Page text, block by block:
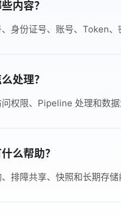
内容？
身份证号、账号、Token
处理？
权限、Pipeline 处理和数
么帮助？
排障共享、快照和长期存